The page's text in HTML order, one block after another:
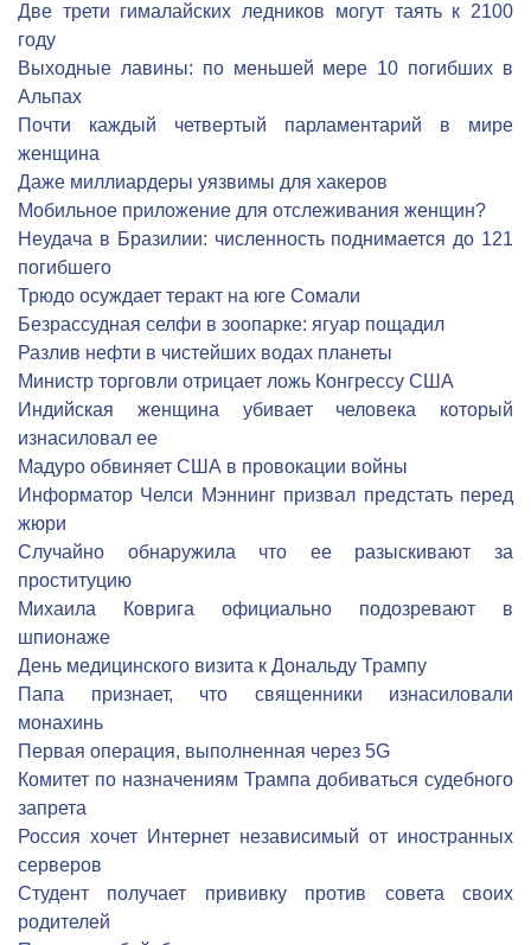
Две трети гималайских ледников могут таять к 2100
году
Выходные лавины: по меньшей мере 10 погибших в
Альпах
Почти каждый четвертый парламентарий в мире
женщина
Даже миллиардеры уязвимы для хакеров
Мобильное приложение для отслеживания женщин?
Неудача в Бразилии: численность поднимается до 121
погибшего
Трюдо осуждает теракт на юге Сомали
Безрассудная селфи в зоопарке: ягуар пощадил
Разлив нефти в чистейших водах планеты
Министр торговли отрицает ложь Конгрессу США
Индийская женщина убивает человека который
изнасиловал ее
Мадуро обвиняет США в провокации войны
Информатор Челси Мэннинг призвал предстать перед
жюри
Cлучайно обнаружила что ее разыскивают за
проституцию
Михаила Коврига официально подозревают в
шпионаже
День медицинского визита к Дональду Трампу
Папа признает, что священники изнасиловали
монахинь
Первая операция, выполненная через 5G
Комитет по назначениям Трампа добиваться судебного
запрета
Россия хочет Интернет независимый от иностранных
серверов
Студент получает прививку против совета своих
родителей